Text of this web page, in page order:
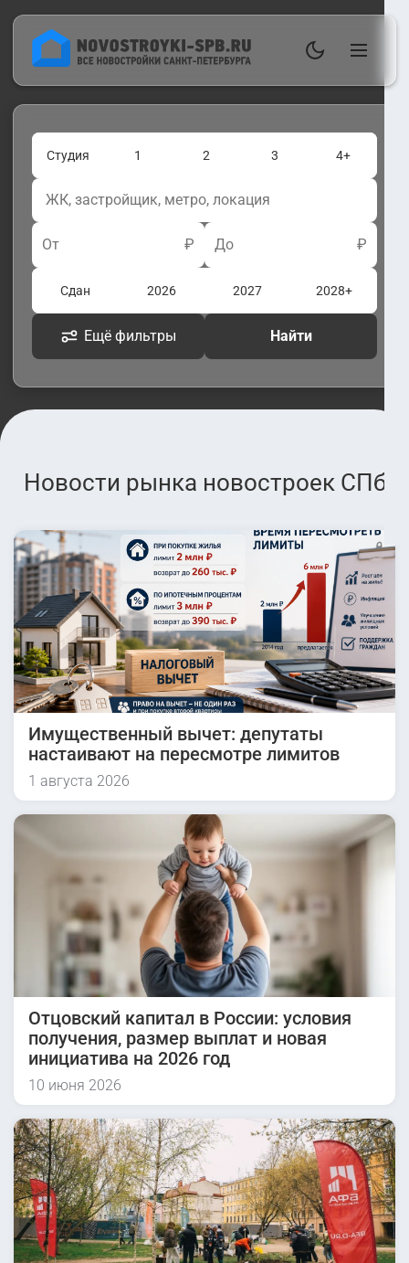
Студия 1 2 3 4+
От ₽ До ₽
Сдан 2026 2027 2028+
Ещё фильтры Найти
Новости рынка новостроек СПб
Имущественный вычет: депутаты
настаивают на пересмотре лимитов
1 августа 2026
Отцовский капитал в России: условия
получения, размер выплат и новая
инициатива на 2026 год
10 июня 2026